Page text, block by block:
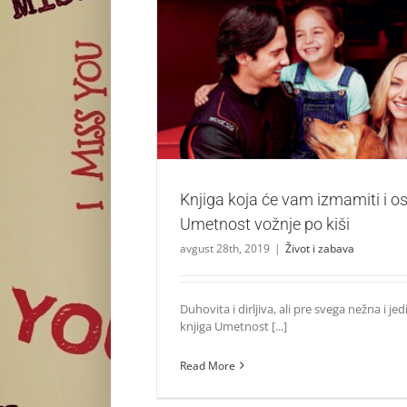
Knjiga koja će vam izmamiti i osmeh i
vožnje po kiši
Život i zabava
Knjiga koja će vam izmamiti i
Umetnost vožnje po kiši
avgust 28th, 2019 | Život i zabava
Duhovita i dirljiva, ali pre svega nežna i
knjiga Umetnost [...]
Read More